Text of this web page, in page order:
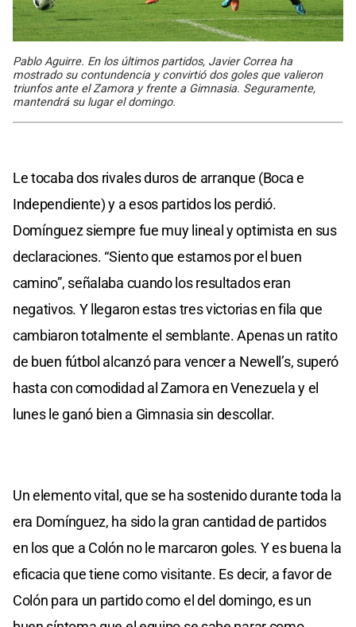
Pablo Aguirre. En los últimos partidos, Javier Correa ha
mostrado su contundencia y convirtió dos goles que valieron
triunfos ante el Zamora y frente a Gimnasia. Seguramente,
mantendrá su lugar el domingo.
Le tocaba dos rivales duros de arranque (Boca e
Independiente) y a esos partidos los perdió.
Domínguez siempre fue muy lineal y optimista en sus
declaraciones. “Siento que estamos por el buen
camino”, señalaba cuando los resultados eran
negativos. Y llegaron estas tres victorias en fila que
cambiaron totalmente el semblante. Apenas un ratito
de buen fútbol alcanzó para vencer a Newell’s, superó
hasta con comodidad al Zamora en Venezuela y el
lunes le ganó bien a Gimnasia sin descollar.
Un elemento vital, que se ha sostenido durante toda la
era Domínguez, ha sido la gran cantidad de partidos
en los que a Colón no le marcaron goles. Y es buena la
eficacia que tiene como visitante. Es decir, a favor de
Colón para un partido como el del domingo, es un